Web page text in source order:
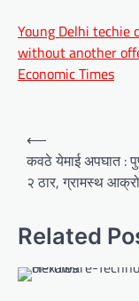
Young Delhi techie
without another
Economic Times
o
n
a
⟵
कवठे येमाई अपघात :
२ ठार, ग्रामस्थ
Related